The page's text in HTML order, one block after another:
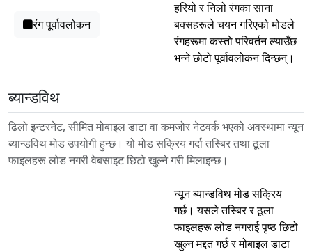
रंग पूर्वावलोकन
हरियो र निलो रंगका साना
बक्सहरूले चयन गरिएको मोडले
रंगहरूमा कस्तो परिवर्तन ल्याउँछ
भन्ने छोटो पूर्वावलोकन दिन्छन्।
ब्यान्डविथ
ढिलो इन्टरनेट, सीमित मोबाइल डाटा वा कमजोर नेटवर्क भएको अवस्थामा न्यून
ब्यान्डविथ मोड उपयोगी हुन्छ। यो मोड सक्रिय गर्दा तस्बिर तथा ठूला
फाइलहरू लोड नगरी वेबसाइट छिटो खुल्ने गरी मिलाइन्छ।
न्यून ब्यान्डविथ मोड सक्रिय
गर्छ। यसले तस्बिर र ठूला
फाइलहरू लोड नगराई पृष्ठ छिटो
खुल्न मद्दत गर्छ र मोबाइल डाटा